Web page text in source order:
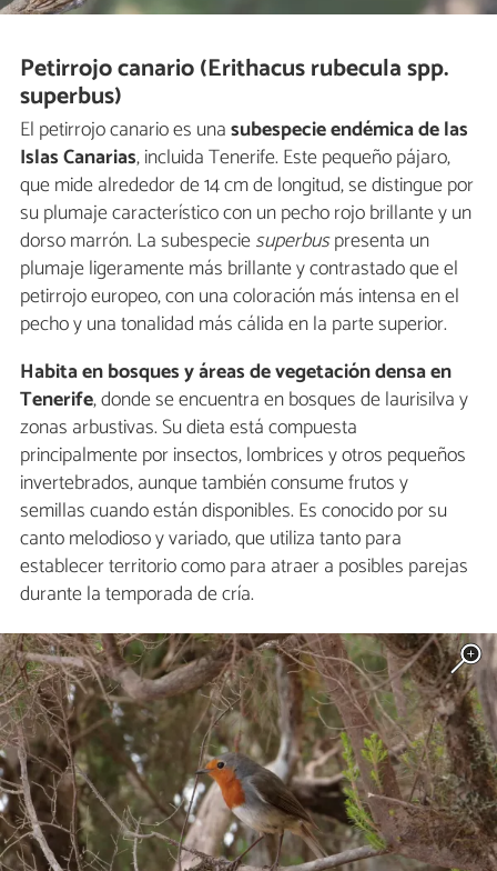
Petirrojo canario (Erithacus rubecula spp.
superbus)
El petirrojo canario es unasubespecie endémica de las
Islas Canarias, incluida Tenerife. Este pequeño pájaro,
que mide alrededor de 14 cm de longitud, se distingue por
su plumaje característico con un pecho rojo brillante y un
dorso marrón. La subespeciesuperbuspresenta un
plumaje ligeramente más brillante y contrastado que el
petirrojo europeo, con una coloración más intensa en el
pecho y una tonalidad más cálida en la parte superior.
Habita en bosques y áreas de vegetación densa en
Tenerife, donde se encuentra en bosques de laurisilva y
zonas arbustivas. Su dieta está compuesta
principalmente por insectos, lombrices y otros pequeños
invertebrados, aunque también consume frutos y
semillas cuando están disponibles. Es conocido por su
canto melodioso y variado, que utiliza tanto para
establecer territorio como para atraer a posibles parejas
durante la temporada de cría.